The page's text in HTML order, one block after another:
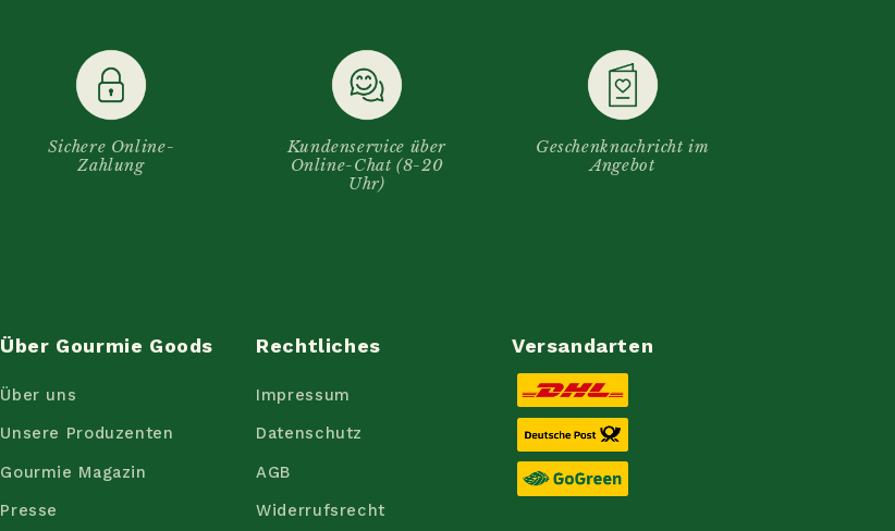
Sichere Online-
Zahlung
Kundenservice über
Online-Chat (8-20
Uhr)
Geschenknachricht im
Angebot
Über Gourmie Goods
Über uns
Unsere Produzenten
Gourmie Magazin
Presse
Rechtliches
Impressum
Datenschutz
AGB
Widerrufsrecht
Versandarten